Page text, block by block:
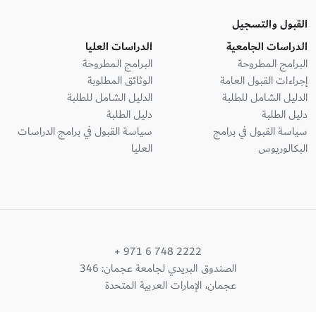
القبول والتسجيل
الدراسات الجامعية
البرامج المطروحة
إجراءات القبول العامة
الدليل الشامل للطلبة
دليل الطلبة
سياسة القبول في برامج
البكالوريوس
الدراسات العليا
البرامج المطروحة
الوثائق المطلوبة
الدليل الشامل للطلبة
دليل الطلبة
سياسة القبول في برامج الدراسات
العليا
+ 971 6 748 2222
الصندوق البريدي لجامعة عجمان: 346
عجمان، الإمارات العربية المتحدة